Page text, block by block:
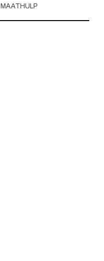
MAATHULP